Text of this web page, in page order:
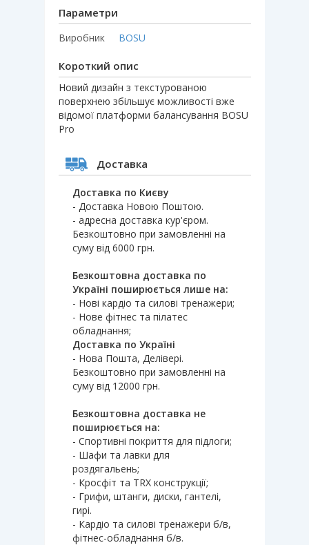
Параметри
Виробник BOSU
Короткий опис
Новий дизайн з текстурованою
поверхнею збільшує можливості вже
відомої платформи балансування BOSU
Pro
Доставка
Доставка по Києву
- Доставка Новою Поштою.
- адресна доставка кур'єром.
Безкоштовно при замовленні на
суму від 6000 грн.
Безкоштовна доставка по
Україні поширюється лише на:
- Нові кардіо та силові тренажери;
- Нове фітнес та пілатес
обладнання;
Доставка по Україні
- Нова Пошта, Делівері.
Безкоштовно при замовленні на
суму від 12000 грн.
Безкоштовна доставка не
поширюється на:
- Спортивні покриття для підлоги;
- Шафи та лавки для
роздягальень;
- Кросфіт та TRX конструкції;
- Грифи, штанги, диски, гантелі,
гирі.
- Кардіо та силові тренажери б/в,
фітнес-обладнання б/в.